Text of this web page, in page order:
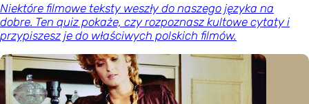
Niektóre filmowe teksty weszły do naszego języka na
dobre. Ten quiz pokaże, czy rozpoznasz kultowe cytaty i
przypiszesz je do właściwych polskich filmów.